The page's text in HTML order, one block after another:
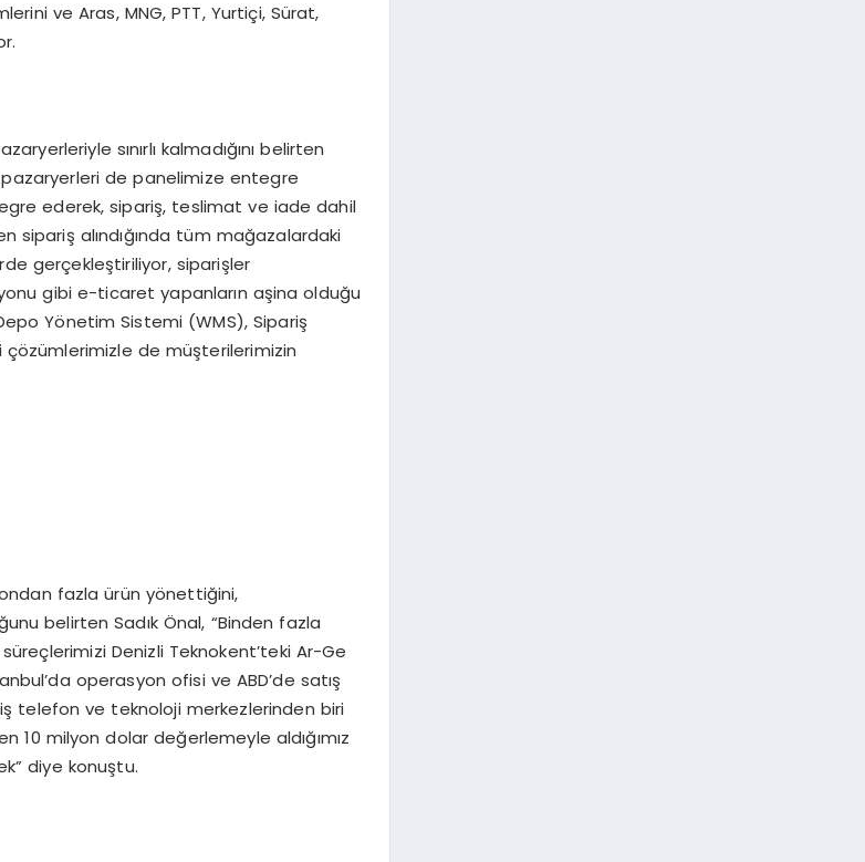
ve Aras, MNG, PTT, Yurtiçi, Sürat,
sınırlı kalmadığını belirten
pazaryerleri de panelimize entegre
ederek, sipariş, teslimat ve iade dahil
alındığında tüm mağazalardaki
gerçekleştiriliyor, siparişler
gibi e-ticaret yapanların aşina olduğu
Yönetim Sistemi (WMS), Sipariş
de müşterilerimizin
fazla ürün yönettiğini,
belirten Sadık Önal, “Binden fazla
Denizli Teknokent’teki Ar-Ge
operasyon ofisi ve ABD’de satış
telefon ve teknoloji merkezlerinden biri
10 milyon dolar değerlemeyle aldığımız
diye konuştu.